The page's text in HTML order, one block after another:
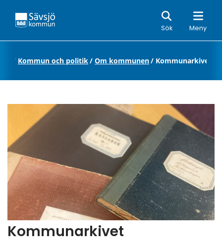
Sök Meny
Sök
/ Kommun och politik/ Om kommunen/ Kommunarkivet
Kommunarkivet